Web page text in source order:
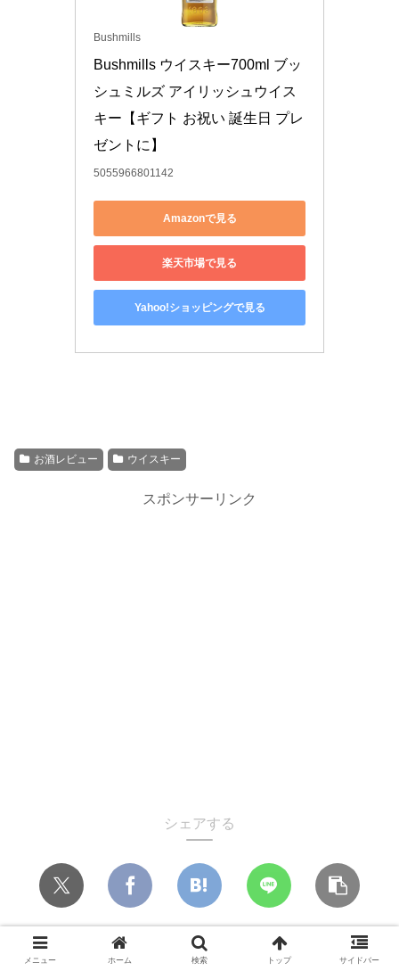
Bushmills
Bushmills ウイスキー700ml ブッ
シュミルズ アイリッシュウイス
キー【ギフト お祝い 誕生日 プレ
ゼントに】
5055966801142
Amazonで見る
楽天市場で見る
Yahoo!ショッピングで見る
お酒レビュー ウイスキー
スポンサーリンク
シェアする
メニュー ホーム 検索 トップ サイドバー